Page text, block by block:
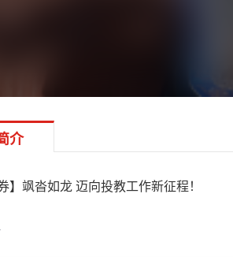
介
】飒沓如龙 迈向投教工作新征程！